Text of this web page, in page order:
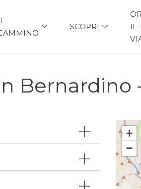
SCOPRI
IL
Bernardino
+
−